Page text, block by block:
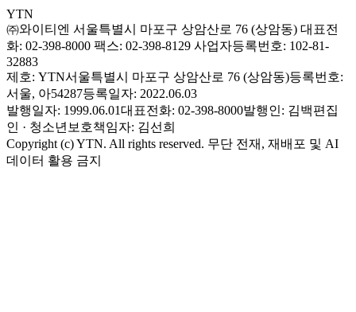
YTN
㈜와이티엔 서울특별시 마포구 상암산로 76 (상암동) 대표전
화: 02-398-8000 팩스: 02-398-8129 사업자등록번호: 102-81-
32883
제호: YTN서울특별시 마포구 상암산로 76 (상암동)등록번호:
서울, 아54287등록일자: 2022.06.03
발행일자: 1999.06.01대표전화: 02-398-8000발행인: 김백편집
인 · 청소년보호책임자: 김선희
Copyright (c) YTN. All rights reserved. 무단 전재, 재배포 및 AI
데이터 활용 금지